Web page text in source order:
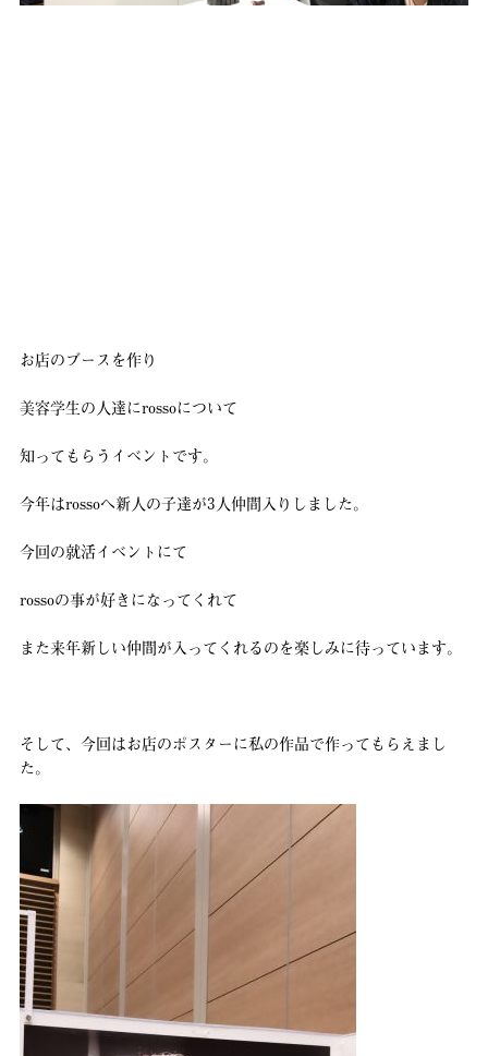
お店のブースを作り
美容学生の人達にrossoについて
知ってもらうイベントです。
今年はrossoへ新人の子達が3人仲間入りしました。
今回の就活イベントにて
rossoの事が好きになってくれて
また来年新しい仲間が入ってくれるのを楽しみに待っています。
そして、今回はお店のポスターに私の作品で作ってもらえまし
た。